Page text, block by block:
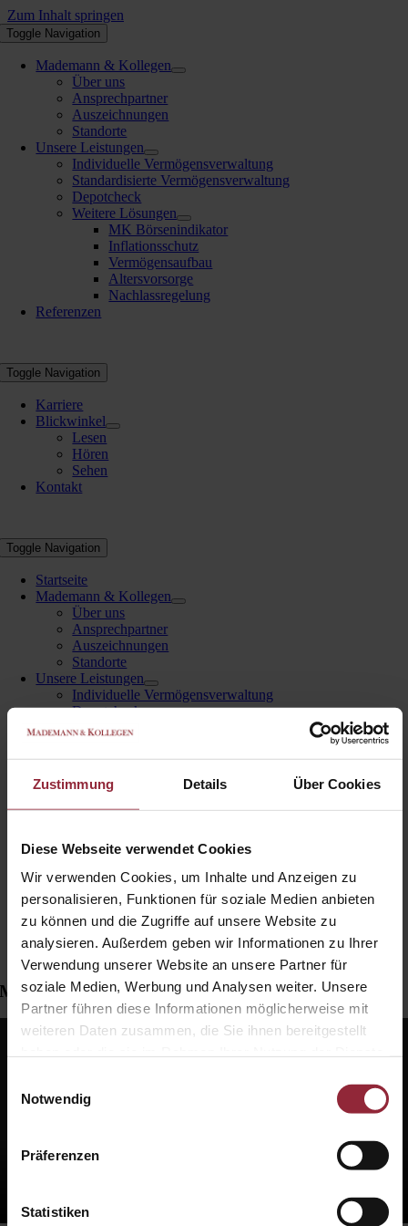
Zustimmung Details Über Cookies
Diese Webseite verwendet Cookies
Wir verwenden Cookies, um Inhalte und Anzeigen zu
personalisieren, Funktionen für soziale Medien anbieten
zu können und die Zugriffe auf unsere Website zu
analysieren. Außerdem geben wir Informationen zu Ihrer
Verwendung unserer Website an unsere Partner für
soziale Medien, Werbung und Analysen weiter. Unsere
Partner führen diese Informationen möglicherweise mit
weiteren Daten zusammen, die Sie ihnen bereitgestellt
Notwendig
Präferenzen
Statistiken
Zum Inhalt springen
Toggle Navigation
Mademann & Kollegen
Über uns
Ansprechpartner
Auszeichnungen
Standorte
Unsere Leistungen
Individuelle Vermögensverwaltung
Standardisierte Vermögensverwaltung
Depotcheck
Weitere Lösungen
MK Börsenindikator
Inflationsschutz
Vermögensaufbau
Altersvorsorge
Nachlassregelung
Referenzen
Toggle Navigation
Karriere
Blickwinkel
Lesen
Hören
Sehen
Kontakt
Toggle Navigation
Startseite
Mademann & Kollegen
Über uns
Ansprechpartner
Auszeichnungen
Standorte
Unsere Leistungen
Individuelle Vermögensverwaltung
Depotcheck
Weitere Leistungen
Inflationsschutz
Vermögensaufbau
Altersvorsorge
Nachlassregelung
Blickwinkel
Lesen
Hören
Sehen
Kontakt
Previous Next
Marktkommentar 03/2026
mademann
Marktkommentar 03/2026